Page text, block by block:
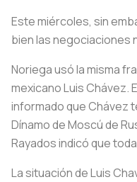
Este miércoles, sin
bien las negociaciones
Noriega usó la misma
mexicano Luis Chávez.
informado que Chávez
Dínamo de Moscú de
Rayados indicó que
La situación de Luis